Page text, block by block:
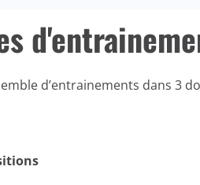
d’entrainements dans 3